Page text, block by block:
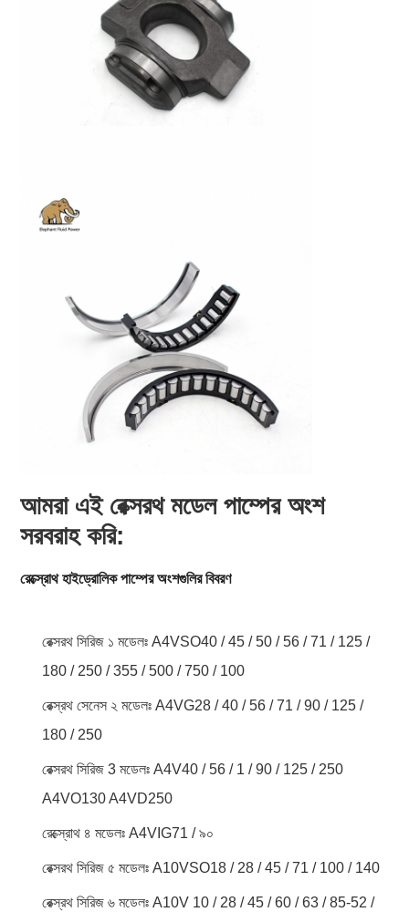
আমরা এই রেক্সরথ মডেল পাম্পের অংশ
সরবরাহ করি:
রেক্স্রোথ হাইড্রোলিক পাম্পের অংশগুলির বিবরণ
রেক্সরথ সিরিজ ১ মডেলঃ A4VSO40 / 45 / 50 / 56 / 71 / 125 /
180 / 250 / 355 / 500 / 750 / 100
রেক্স্রথ সেনেস ২ মডেলঃ A4VG28 / 40 / 56 / 71 / 90 / 125 /
180 / 250
রেক্সরথ সিরিজ 3 মডেলঃ A4V40 / 56 / 1 / 90 / 125 / 250
A4VO130 A4VD250
রেক্স্রোথ ৪ মডেলঃ A4VIG71 / ৯০
রেক্সরথ সিরিজ ৫ মডেলঃ A10VSO18 / 28 / 45 / 71 / 100 / 140
রেক্স্রথ সিরিজ ৬ মডেলঃ A10V 10 / 28 / 45 / 60 / 63 / 85-52 /